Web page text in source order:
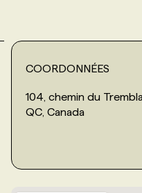
COORDONNÉES
104, chemin du
QC, Canada